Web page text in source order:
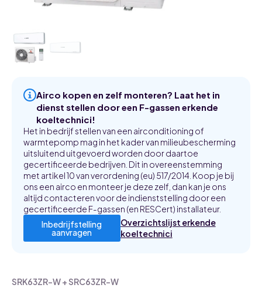
Airco kopen en zelf monteren? Laat het in
dienst stellen door een F-gassen erkende
koeltechnici!
Het in bedrijf stellen van een airconditioning of
warmtepomp mag in het kader van milieubescherming
uitsluitend uitgevoerd worden door daartoe
gecertificeerde bedrijven. Dit in overeenstemming
met artikel 10 van verordening (eu) 517/2014. Koop je bij
ons een airco en monteer je deze zelf, dan kan je ons
altijd contacteren voor de indienststelling door een
gecertificeerde F-gassen (en RESCert) installateur.
Inbedrijfstelling
aanvragen
Overzichtslijst erkende
koeltechnici
SRK63ZR-W + SRC63ZR-W